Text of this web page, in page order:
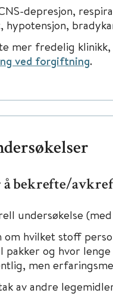
depresjon,
hypotensjon,
mer fredelig klinikk,
ved forgiftning.
å bekrefte/
undersøkelse (med
om hvilket stoff
pakker og hvor
men
av andre